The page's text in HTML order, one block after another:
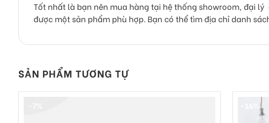
Tốt nhất là bạn nên mua hàng tại hệ thống showroom, đại
được một sản phẩm phù hợp. Bạn có thể tìm địa chỉ danh
SẢN PHẨM TƯƠNG TỰ